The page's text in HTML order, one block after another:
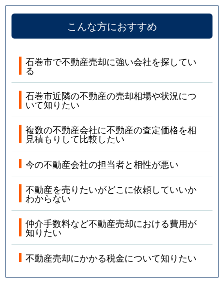
こんな方におすすめ
石巻市で不動産売却に強い会社を探してい
る
石巻市近隣の不動産の売却相場や状況につ
いて知りたい
複数の不動産会社に不動産の査定価格を相
見積もりして比較したい
今の不動産会社の担当者と相性が悪い
不動産を売りたいがどこに依頼していいか
わからない
仲介手数料など不動産売却における費用が
知りたい
不動産売却にかかる税金について知りたい